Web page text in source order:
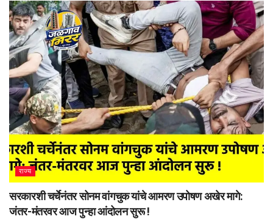
राज्य
सरकारशी चर्चेनंतर सोनम वांगचुक यांचे आमरण उपोषण अखेर मागे:
जंतर-मंतरवर आज पुन्हा आंदोलन सुरू !